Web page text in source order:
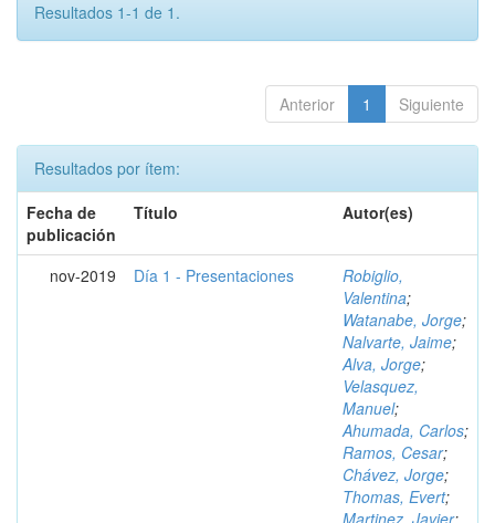
Resultados 1-1 de 1.
Anterior 1 Siguiente
Resultados por ítem:
Fecha de
publicación
Título Autor(es)
nov-2019 Día 1 - Presentaciones
Robiglio,
Valentina;
Watanabe, Jorge;
Nalvarte, Jaime;
Alva, Jorge;
Velasquez,
Manuel;
Ahumada, Carlos;
Ramos, Cesar;
Chávez, Jorge;
Thomas, Evert;
Martinez, Javier;